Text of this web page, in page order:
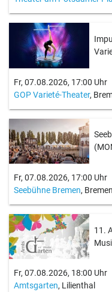
Fr, 07.08.2026, 17:00 Uhr
GOP Varieté-Theater,
Fr, 07.08.2026, 17:00 Uhr
Seebühne Bremen, Bremen
11.
Fr, 07.08.2026, 18:00 Uhr
Amtsgarten, Lilienthal